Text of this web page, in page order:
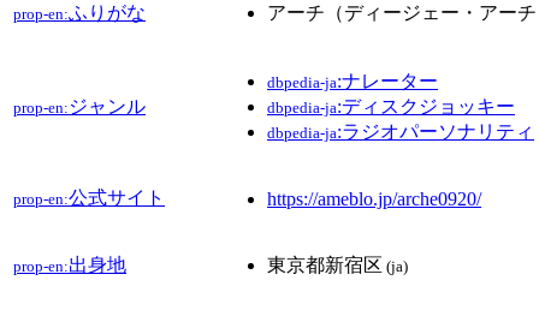
prop-en:ふりがな アーチ（ディージェー・アー
prop-en: ジャンル
dbpedia-ja:ナレーター
dbpedia-ja:ディスクジョッキー
dbpedia-ja:ラジオパーソナリティ
prop-en:公式サイト https://ameblo.jp/arche0920/
prop-en:出身地 東京都新宿区 (ja)